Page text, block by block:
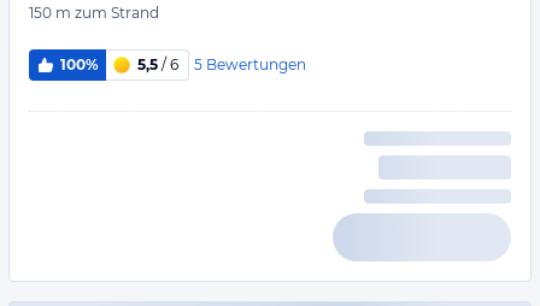
150 m zum Strand
100% 5,5 / 6 5 Bewertungen